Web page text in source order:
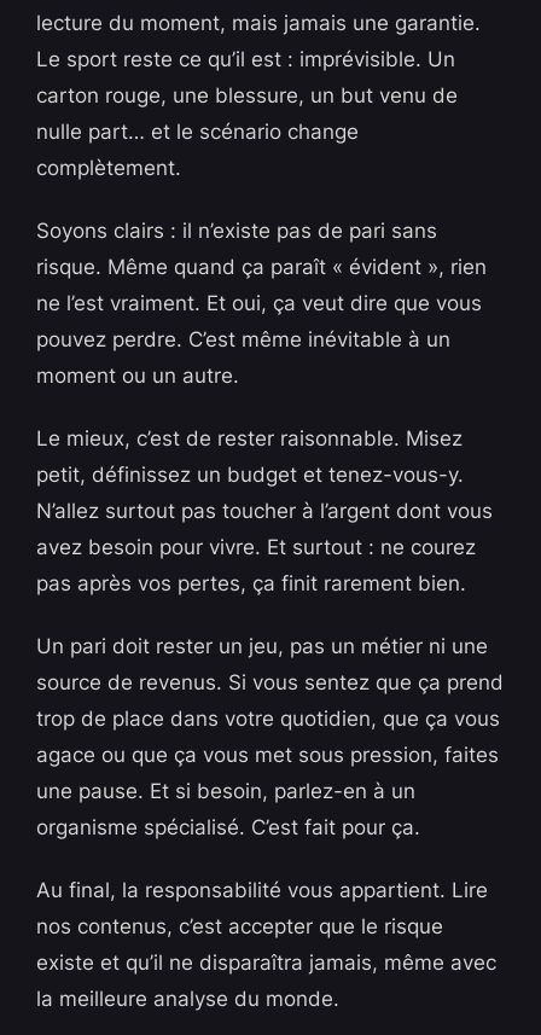
lecture du moment, mais jamais une garantie.
Le sport reste ce qu’il est : imprévisible. Un
carton rouge, une blessure, un but venu de
nulle part… et le scénario change
complètement.
Soyons clairs : il n’existe pas de pari sans
risque. Même quand ça paraît « évident », rien
ne l’est vraiment. Et oui, ça veut dire que vous
pouvez perdre. C’est même inévitable à un
moment ou un autre.
Le mieux, c’est de rester raisonnable. Misez
petit, définissez un budget et tenez-vous-y.
N’allez surtout pas toucher à l’argent dont vous
avez besoin pour vivre. Et surtout : ne courez
pas après vos pertes, ça finit rarement bien.
Un pari doit rester un jeu, pas un métier ni une
source de revenus. Si vous sentez que ça prend
trop de place dans votre quotidien, que ça vous
agace ou que ça vous met sous pression, faites
une pause. Et si besoin, parlez-en à un
organisme spécialisé. C’est fait pour ça.
Au final, la responsabilité vous appartient. Lire
nos contenus, c’est accepter que le risque
existe et qu’il ne disparaîtra jamais, même avec
la meilleure analyse du monde.